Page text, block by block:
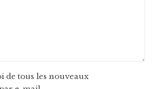
de tous les nouveaux